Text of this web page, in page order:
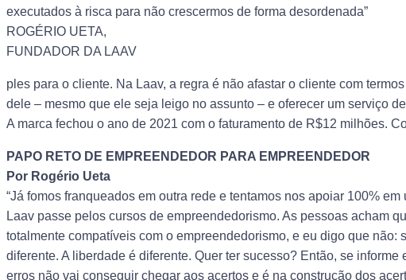
executados à risca para não crescermos de forma desordenada”
ROGÉRIO UETA,
FUNDADOR DA LAAV
ples para o cliente. Na Laav, a regra é não afastar o cliente com
dele – mesmo que ele seja leigo no assunto – e oferecer um serviço
A marca fechou o ano de 2021 com o faturamento de R$12 milhões.
PAPO RETO DE EMPREENDEDOR PARA EMPREENDEDOR
Por Rogério Ueta
“Já fomos franqueados em outra rede e tentamos nos apoiar 100%
Laav passe pelos cursos de empreendedorismo. As pessoas acham
totalmente compatíveis com o empreendedorismo, e eu digo que não:
diferente. A liberdade é diferente. Quer ter sucesso? Então, se
erros não vai conseguir chegar aos acertos e é na construção dos